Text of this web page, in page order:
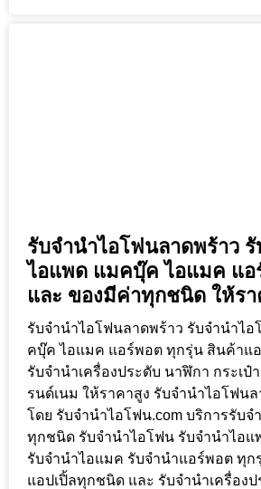
รับจำนำไอโฟนลาดพร้าว
ไอแพด แมคบุ๊ค ไอแมค แ
และ ของมีค่าทุกชนิด ให้รา
รับจำนำไอโฟนลาดพร้าว รับจำนำไ
คบุ๊ค ไอแมค แอร์พอต ทุกรุ่น สินค้าแ
รับจำนำเครื่องประดับ นาฬิกา กระเป๋
รนด์เนม ให้ราคาสูง รับจำนำไอโฟน
โดย รับจํานําไอโฟน.com บริการรับจ
ทุกชนิด รับจำนำไอโฟน รับจำนำไอ
รับจำนำไอแมค รับจำนำแอร์พอต ทุก
แอปเปิ้ลทุกชนิด และ รับจำนำเครื่อง